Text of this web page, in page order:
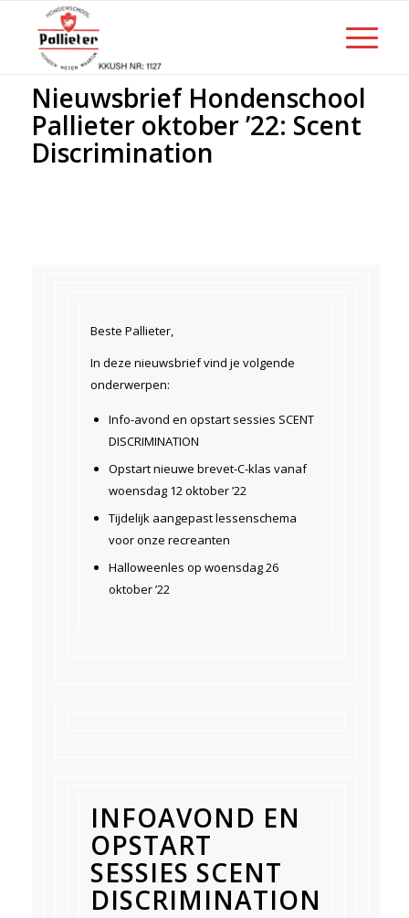
Nieuwsbrief Hondenschool
Pallieter oktober ’22: Scent
Discrimination
Beste Pallieter,
In deze nieuwsbrief vind je volgende
onderwerpen:
Info-avond en opstart sessies SCENT
DISCRIMINATION
Opstart nieuwe brevet-C-klas vanaf
woensdag 12 oktober ’22
Tijdelijk aangepast lessenschema
voor onze recreanten
Halloweenles op woensdag 26
oktober ’22
INFOAVOND EN
OPSTART
SESSIES SCENT
DISCRIMINATION